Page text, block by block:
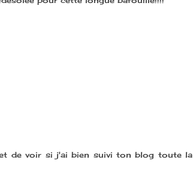
de voir si j'ai bien suivi ton blog toute la